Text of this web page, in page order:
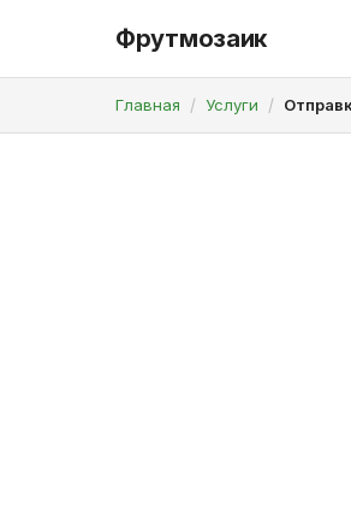
Фрутмозаик
Главная Услуги